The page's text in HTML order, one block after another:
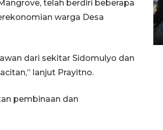
telah berdiri beberapa
warga Desa
dari sekitar Sidomulyo dan
lanjut Prayitno.
pembinaan dan
naik pada Maret